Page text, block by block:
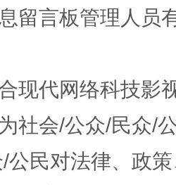
留言板管理人员
现代网络科技影
社会/公众/民众/
公民对法律、政